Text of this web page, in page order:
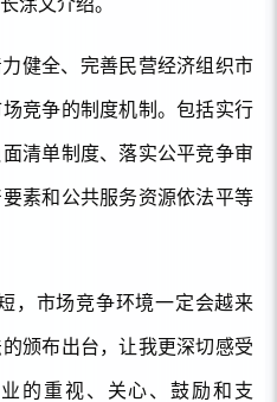
涂文介绍。
健全、完善民营经济组织市
竞争的制度机制。包括实行
清单制度、落实公平竞争审
素和公共服务资源依法平等
，市场竞争环境一定会越来
颁布出台，让我更深切感受
的重视、关心、鼓励和支